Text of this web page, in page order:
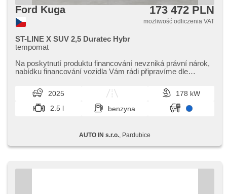
Ford Kuga 173 472 PLN
możliwość odliczenia VAT
ST-LINE X SUV 2,5 Duratec Hybr
tempomat
Na poskytnutí produktu financování nevzniká právní nárok,​
nabídku financování vozidla Vám rádi připravíme dle
2025
178 kW
2.5 l
benzyna
AUTO IN s.r.o. , Pardubice